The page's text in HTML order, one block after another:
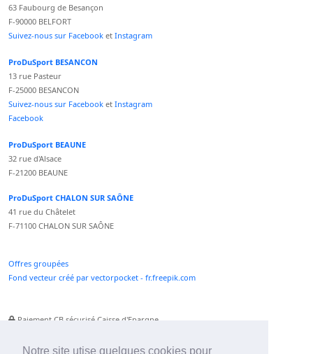
Notre site utise quelques cookies pour
63 Faubourg de Besançon
F-90000 BELFORT
Suivez-nous sur Facebook et Instagram
ProDuSport BESANCON
13 rue Pasteur
F-25000 BESANCON
Suivez-nous sur Facebook et Instagram
Facebook
ProDuSport BEAUNE
32 rue d'Alsace
F-21200 BEAUNE
ProDuSport CHALON SUR SAÔNE
41 rue du Châtelet
F-71100 CHALON SUR SAÔNE
Offres groupées
Fond vecteur créé par vectorpocket - fr.freepik.com
Paiement CB sécurisé Caisse d'Epargne
Paiement Paypal accepté